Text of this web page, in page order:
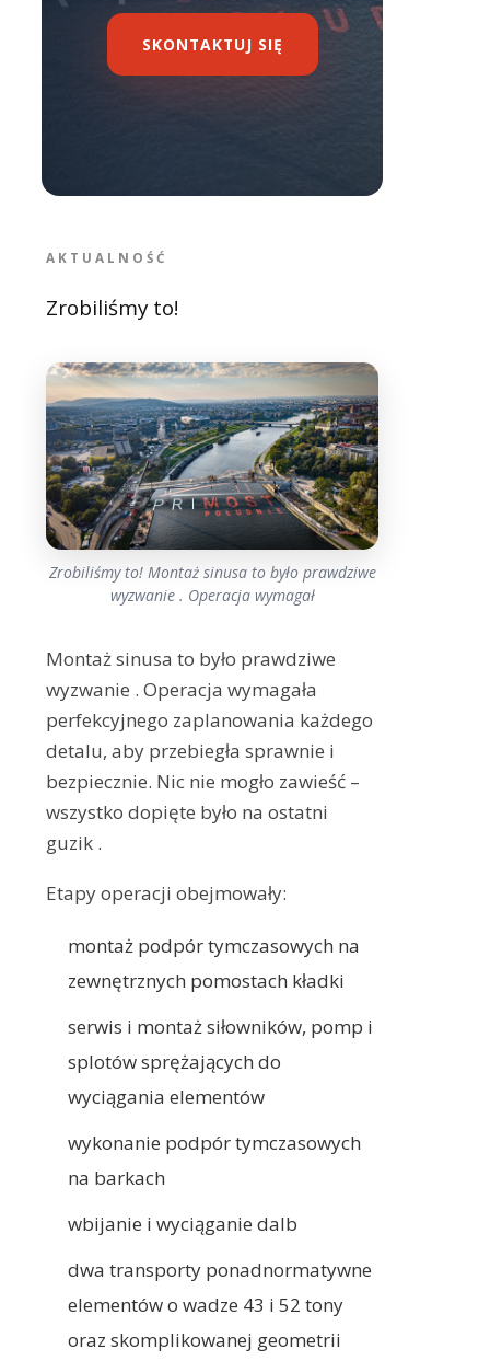
SKONTAKTUJ SIĘ
AKTUALNOŚĆ
Zrobiliśmy to!
Zrobiliśmy to! Montaż sinusa to było prawdziwe
wyzwanie . Operacja wymagał
Montaż sinusa to było prawdziwe
wyzwanie . Operacja wymagała
perfekcyjnego zaplanowania każdego
detalu, aby przebiegła sprawnie i
bezpiecznie. Nic nie mogło zawieść –
wszystko dopięte było na ostatni
guzik .
Etapy operacji obejmowały:
montaż podpór tymczasowych na
zewnętrznych pomostach kładki
serwis i montaż siłowników, pomp i
splotów sprężających do
wyciągania elementów
wykonanie podpór tymczasowych
na barkach
wbijanie i wyciąganie dalb
dwa transporty ponadnormatywne
elementów o wadze 43 i 52 tony
oraz skomplikowanej geometrii